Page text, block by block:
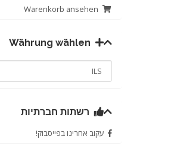
Warenkorb ansehen
רשתות חברתיות
עקוב אחרינו בפייסבוק!